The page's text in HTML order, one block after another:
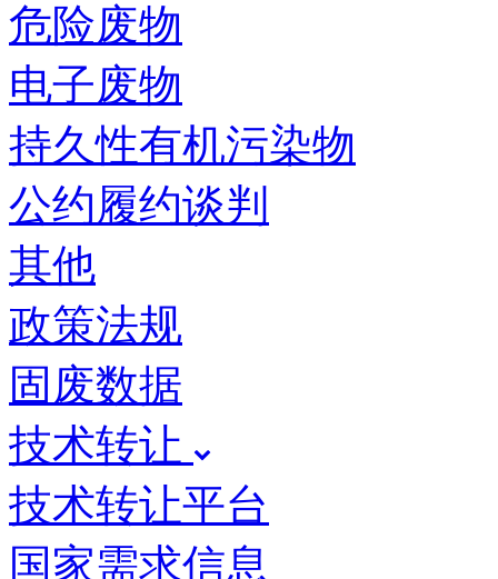
危险废物
电子废物
持久性有机污染物
公约履约谈判
其他
政策法规
固废数据
技术转让
技术转让平台
国家需求信息